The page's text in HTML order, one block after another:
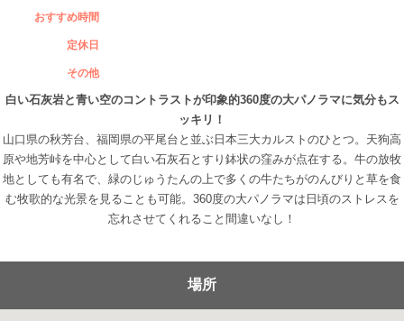
おすすめ時間
定休日
その他
白い石灰岩と青い空のコントラストが印象的360度の大パノラマに気分もス
ッキリ！
山口県の秋芳台、福岡県の平尾台と並ぶ日本三大カルストのひとつ。天狗高
原や地芳峠を中心として白い石灰石とすり鉢状の窪みが点在する。牛の放牧
地としても有名で、緑のじゅうたんの上で多くの牛たちがのんびりと草を食
む牧歌的な光景を見ることも可能。360度の大パノラマは日頃のストレスを
忘れさせてくれること間違いなし！
場所